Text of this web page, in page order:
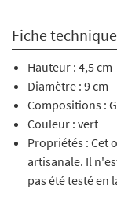
Fiche technique
Hauteur : 4,5 cm
Diamètre : 9 cm
Compositions :
Couleur : vert
Propriétés : Cet
artisanale. Il
pas été testé en